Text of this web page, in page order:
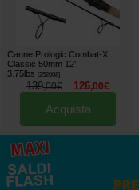
Canne Prologic Combat-X
Classic 50mm 12'
3.75lbs
252008]
139,00€ 126,00€
Acquista